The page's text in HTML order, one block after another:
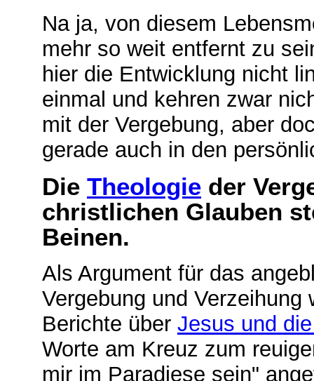
Na ja, von diesem
mehr so weit entfernt zu
hier die Entwicklung nicht
einmal und kehren zwar
mit der Vergebung, aber
gerade auch in den
Die Theologie der
christlichen Glauben
Beinen.
Als Argument für das
Vergebung und
Berichte über Jesus und
Worte am Kreuz zum
mir im Paradiese sein"